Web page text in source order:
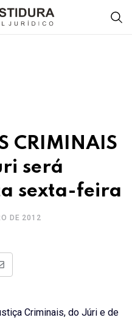
CRIMINAIS
será
sexta-feira
DE 2012
Email
Criminais, do Júri e de